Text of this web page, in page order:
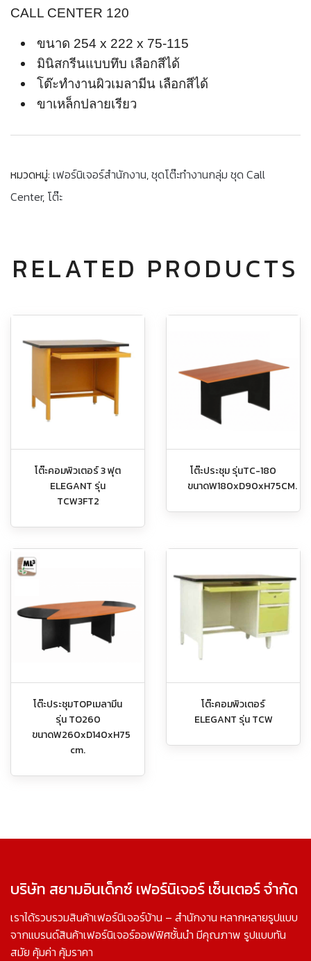
CALL CENTER 120
ขนาด 254 x 222 x 75-115
มินิสกรีนแบบทึบ เลือกสีได้
โต๊ะทำงานผิวเมลามีน เลือกสีได้
ขาเหล็กปลายเรียว
หมวดหมู่: เฟอร์นิเจอร์สำนักงาน,ชุดโต๊ะทำงานกลุ่ม ชุด Call
Center, โต๊ะ
RELATED PRODUCTS
โต๊ะคอมพิวเตอร์ 3 ฟุต
ELEGANT รุ่น
TCW3FT2
โต๊ะประชุม รุ่นTC-180
ขนาดW180xD90xH75CM.
โต๊ะประชุมTOPเมลามีน
รุ่น TO260
ขนาดW260xD140xH75
cm.
โต๊ะคอมพิวเตอร์
ELEGANT รุ่น TCW
บริษัท สยามอินเด็กซ์ เฟอร์นิเจอร์ เซ็นเตอร์ จำกัด
เราได้รวบรวมสินค้าเฟอร์นิเจอร์บ้าน – สำนักงาน หลากหลายรูปแบบ
จากแบรนด์สินค้าเฟอร์นิเจอร์ออฟฟิศชั้นนำ มีคุณภาพ รูปแบบทัน
สมัย คุ้มค่า คุ้มราคา